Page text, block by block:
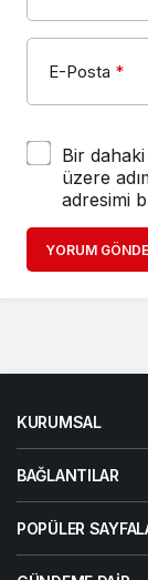
E-Posta *
Bir
üzere
adresimi
YORUM
KURUMSAL
BAĞLANTILAR
POPÜLER